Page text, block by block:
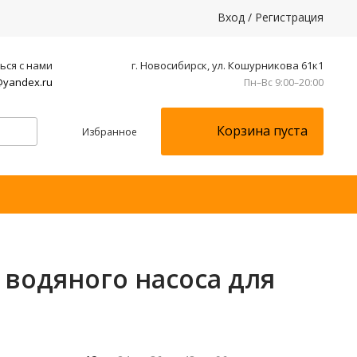
Вход / Регистрация
с нами
г. Новосибирск, ул. Кошурникова 61к1
Пн–Вс 9:00–20:00
Избранное Корзина пуста
насоса для